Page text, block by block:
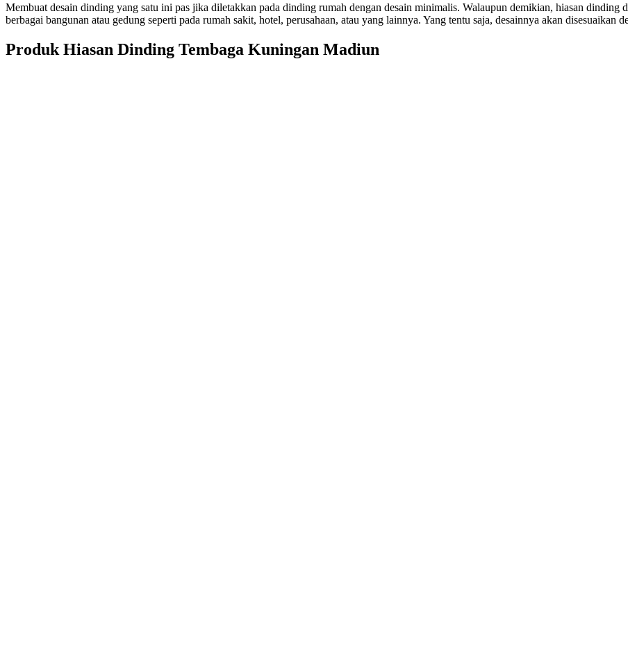
Membuat desain dinding yang satu ini pas jika diletakkan pada dinding rumah dengan desain minimalis. Walaupun demikian, hiasan dinding
berbagai bangunan atau gedung seperti pada rumah sakit, hotel, perusahaan, atau yang lainnya. Yang tentu saja, desainnya akan disesuaikan
Produk Hiasan Dinding Tembaga Kuningan Madiun